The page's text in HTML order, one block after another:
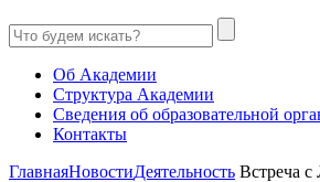
Об Академии
Структура Академии
Сведения об образовательной
Контакты
ГлавнаяНовостиДеятельность Встреча